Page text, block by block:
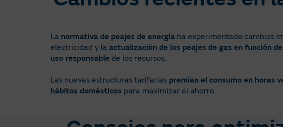
La normativa de peajes de energía ha experimentado cambios
electricidad y la actualización de los peajes de gas en función
uso responsable de los recursos.​
Las nuevas estructuras tarifarias premian el consumo en horas
hábitos domésticos para maximizar el ahorro.​